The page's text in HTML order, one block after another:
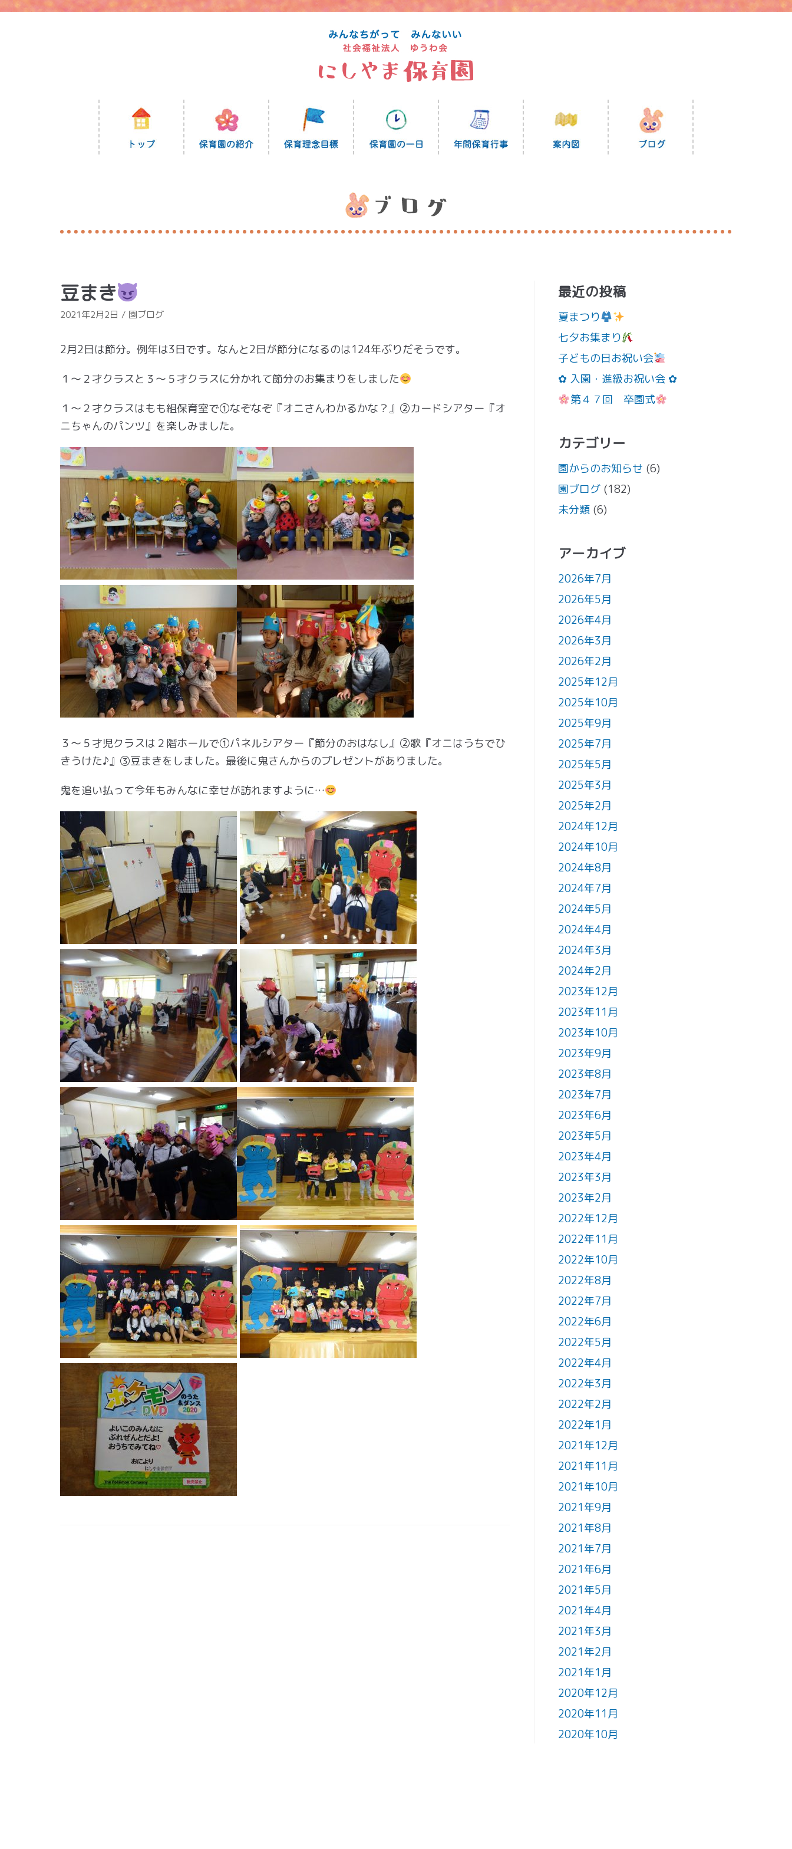
コ
豆まき
2021年2月2日 園ブログ
2月2日は節分。例年は3日です。なんと2日が節分になるのは124年ぶりだそうです。
１～２才クラスと３～５才クラスに分かれて節分のお集まりをしました
１～２才クラスはもも組保育室で①なぞなぞ『オニさんわかるかな？』②カードシアター『オ
ニちゃんのパンツ』を楽しみました。
３～５才児クラスは２階ホールで①パネルシアター『節分のおはなし』②歌『オニはうちでひ
きうけた♪』③豆まきをしました。最後に鬼さんからのプレゼントがありました。
鬼を追い払って今年もみんなに幸せが訪れますように…
最近の投稿
夏まつり
七夕お集まり
子どもの日お祝い会
✿ 入園・進級お祝い会 ✿
第４７回 卒園式
カテゴリー
園からのお知らせ (6)
園ブログ (182)
未分類 (6)
アーカイブ
2026年7月
2026年5月
2026年4月
2026年3月
2026年2月
2025年12月
2025年10月
2025年9月
2025年7月
2025年5月
2025年3月
2025年2月
2024年12月
2024年10月
2024年8月
2024年7月
2024年5月
2024年4月
2024年3月
2024年2月
2023年12月
2023年11月
2023年10月
2023年9月
2023年8月
2023年7月
2023年6月
2023年5月
2023年4月
2023年3月
2023年2月
2022年12月
2022年11月
2022年10月
2022年8月
2022年7月
2022年6月
2022年5月
2022年4月
2022年3月
2022年2月
2022年1月
2021年12月
2021年11月
2021年10月
2021年9月
2021年8月
2021年7月
2021年6月
2021年5月
2021年4月
2021年3月
2021年2月
2021年1月
2020年12月
2020年11月
2020年10月